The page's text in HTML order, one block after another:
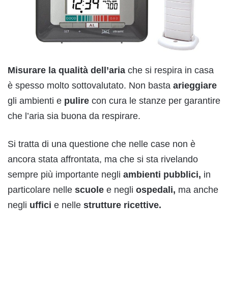
Misurare la qualità dell’aria che si respira in casa
è spesso molto sottovalutato. Non basta arieggiare
gli ambienti e pulire con cura le stanze per garantire
che l’aria sia buona da respirare.
Si tratta di una questione che nelle case non è
ancora stata affrontata, ma che si sta rivelando
sempre più importante negli ambienti pubblici, in
particolare nelle scuole e negli ospedali, ma anche
negli uffici e nelle strutture ricettive.